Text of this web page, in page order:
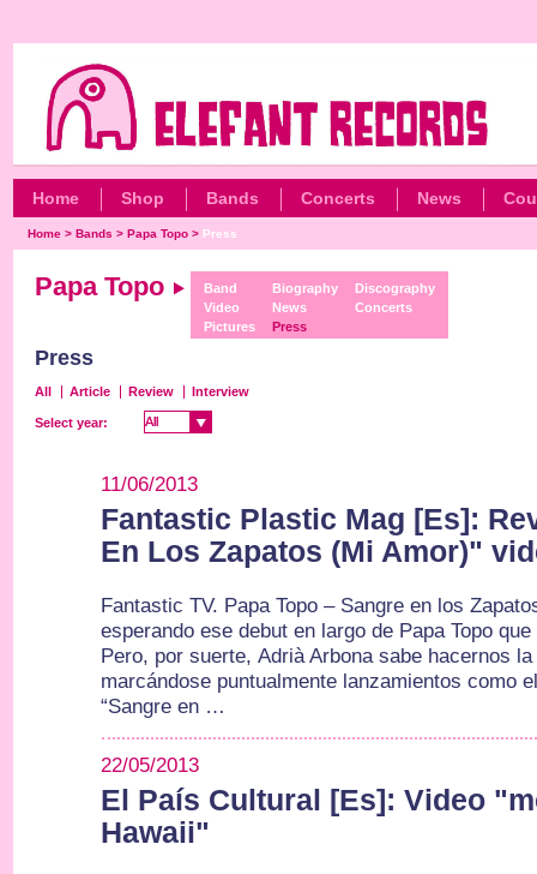
Home Shop Bands Concerts News
Home >Bands >Papa Topo > Press
Papa Topo
Band
Video
Pictures
Biography
News
Press
Discography
Concerts
Press
All Article Review Interview
Select year: All
All
11/06/2013
Fantastic Plastic Mag [Es]:
En Los Zapatos (Mi Amor)"
Fantastic TV. Papa Topo – Sangre en los
esperando ese debut en largo de Papa Topo
Pero, por suerte, Adrià Arbona sabe hacernos
marcándose puntualmente lanzamientos como
“Sangre en …
22/05/2013
El País Cultural [Es]: Video
Hawaii"